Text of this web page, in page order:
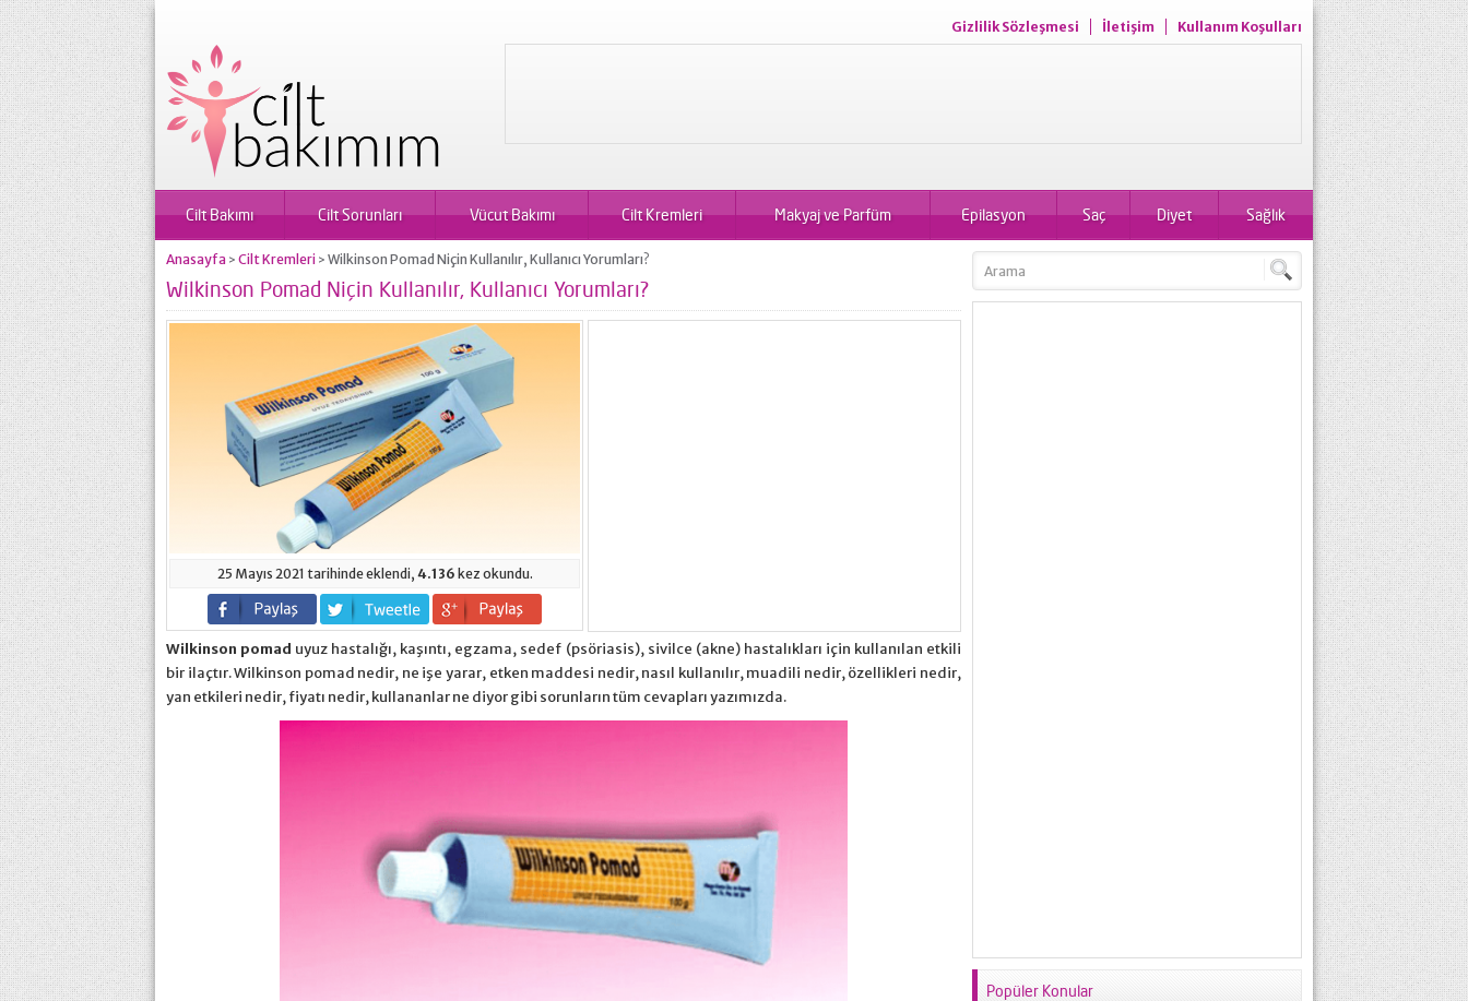
Gizlilik Sözleşmesi İletişim Kullanım Koşulları
Cilt Bakımı Cilt Sorunları Vücut Bakımı Cilt Kremleri Makyaj ve Parfüm Epilasyon Saç Diyet Sağlık
Anasayfa > Cilt Kremleri > Wilkinson Pomad Niçin Kullanılır, Kullanıcı Yorumları?
Wilkinson Pomad Niçin Kullanılır, Kullanıcı Yorumları?
25 Mayıs 2021 tarihinde eklendi, 4.136 kez okundu.
Wilkinson pomad uyuz hastalığı, kaşıntı, egzama, sedef (psöriasis), sivilce (akne) hastalıkları için kullanılan etkili
bir ilaçtır. Wilkinson pomad nedir, ne işe yarar, etken maddesi nedir, nasıl kullanılır, muadili nedir, özellikleri nedir,
yan etkileri nedir, fiyatı nedir, kullananlar ne diyor gibi sorunların tüm cevapları yazımızda.
Popüler Konular